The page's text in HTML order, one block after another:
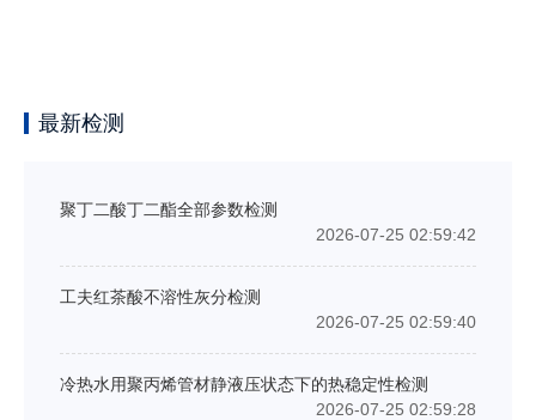
最新检测
聚丁二酸丁二酯全部参数检测
2026-07-25 02:59:42
工夫红茶酸不溶性灰分检测
2026-07-25 02:59:40
冷热水用聚丙烯管材静液压状态下的热稳定性检测
2026-07-25 02:59:28